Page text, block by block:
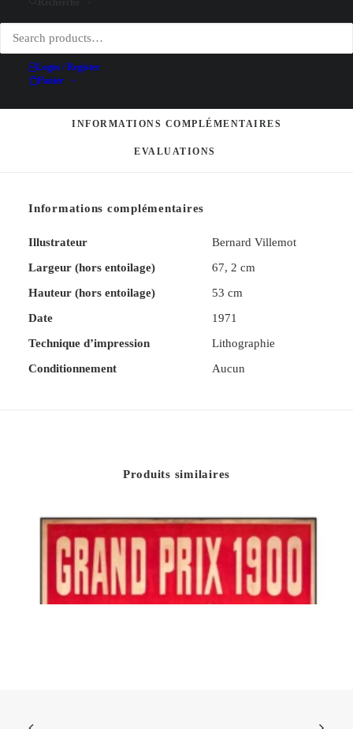
Login / Register
Panier
Peignoir
–
Partager
INFORMATIONS COMPLÉMENTAIRES
EVALUATIONS
Informations complémentaires
Illustrateur
Bernard Villemot
Largeur (hors entoilage)
67, 2 cm
Hauteur (hors entoilage)
53 cm
Date
1971
Technique d’impression
Lithographie
Conditionnement
Aucun
Produits similaires